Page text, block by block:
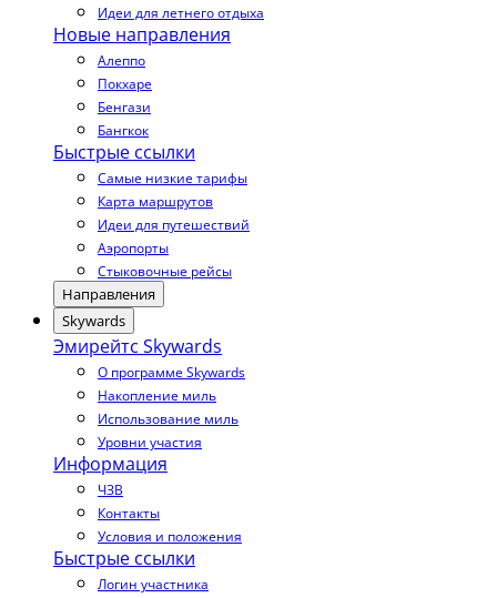
Идеи для летнего отдыха
Новые направления
Алеппо
Покхаре
Бенгази
Бангкок
Быстрые ссылки
Самые низкие тарифы
Карта маршрутов
Идеи для путешествий
Аэропорты
Стыковочные рейсы
Направления
Skywards
Эмирейтс Skywards
О программе Skywards
Накопление миль
Использование миль
Уровни участия
Информация
ЧЗВ
Контакты
Условия и положения
Быстрые ссылки
Логин участника